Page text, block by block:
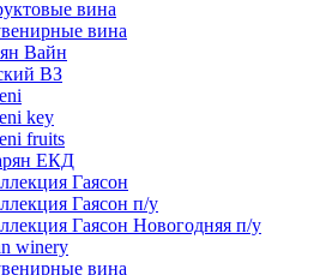
вина
вина
Вайн
ВЗ
key
fruits
ЕКД
Гаясон
Гаясон п/у
Гаясон Новогодняя п/у
winery
вина